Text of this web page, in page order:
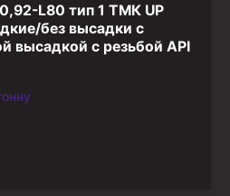
L80 тип 1 ТМК UP
без высадки с
высадкой с резьбой API